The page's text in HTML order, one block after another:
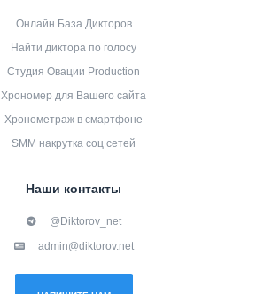
Онлайн База Дикторов
Найти диктора по голосу
Студия Овации Production
Хрономер для Вашего сайта
Хронометраж в смартфоне
SMM накрутка соц сетей
Наши контакты
@Diktorov_net
admin@diktorov.net